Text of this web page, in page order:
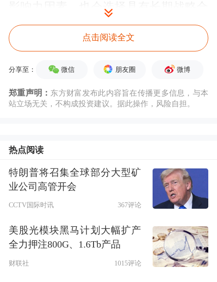
影响力因素，也会选择具有长期战略合
作关系的投资者。
由此看来，BAT巨头能作为工业富联
IPO的重要投资者也算是情理之中。
记者了解，一方面，BAT三家互联网巨
而喻，近几年投资版图也在不断扩张，
进。另一方面，富士康与BAT都有着不
同程度的合作关系。
2015年，富士康与腾讯及和谐汽车共同
签订了一项“关于‘互联网+智能电动
点击阅读全文
分享至： 微信 朋友圈 微博
郑重声明： 东方财富发布此内容旨在传播更多信息，与本
站立场无关，不构成投资建议。据此操作，风险自担。
热点阅读
特朗普将召集全球部分大型矿
业公司高管开会
CCTV国际时讯 367评论
美股光模块黑马计划大幅扩产
全力押注800G、1.6Tb产品
财联社 1015评论